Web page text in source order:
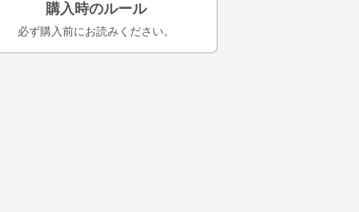
購入時のルール
必ず購入前にお読みください。